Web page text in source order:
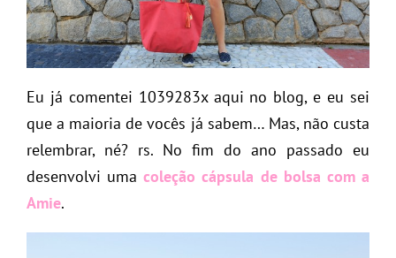
Eu já comentei 1039283x aqui no blog, e eu sei
que a maioria de vocês já sabem… Mas, não custa
relembrar, né? rs. No fim do ano passado eu
desenvolvi uma coleção cápsula de bolsa com a
Amie.